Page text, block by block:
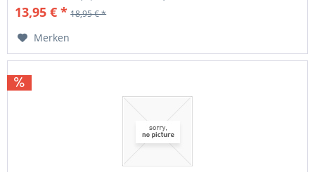
13,95 € * 18,95 € *
Merken